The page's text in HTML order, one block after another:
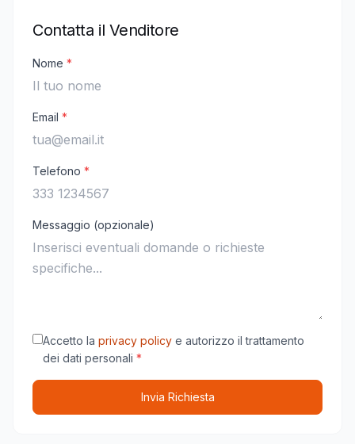
Contatta il Venditore
Nome *
Email *
Telefono *
Messaggio (opzionale)
Accetto la privacy policy e autorizzo il trattamento
dei dati personali *
Invia Richiesta